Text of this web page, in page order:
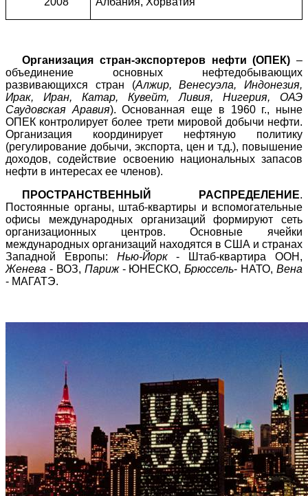
Организация стран-экспортеров нефти (ОПЕК) –
объединение основных нефтедобывающих
развивающихся стран (Алжир, Венесуэла, Индонезия,
Ирак, Иран, Катар, Кувейт, Ливия, Нигерия, ОАЭ
Саудовская Аравия). Основанная еще в 1960 г., ныне
ОПЕК контролирует более трети мировой добычи нефти.
Организация координирует нефтяную политику
(регулирование добычи, экспорта, цен и т.д.), повышение
доходов, содействие освоению национальных запасов
нефти в интересах ее членов).
ПРОСТРАНСТВЕННЫЙ РАСПРЕДЕЛЕНИЕ.
Постоянные органы, штаб-квартиры и вспомогательные
офисы международных организаций формируют сеть
организационных центров. Основные ячейки
международных организаций находятся в США и странах
Западной Европы: Нью-Йорк- Штаб-квартира ООН,
Женева - ВОЗ, Париж- ЮНЕСКО,Брюссель- НАТО, Вена
- МАГАТЭ.